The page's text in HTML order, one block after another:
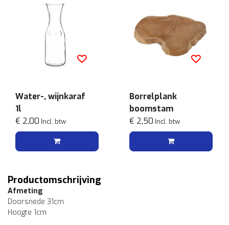
Water-, wijnkaraf
1l
€ 2,00 Incl. btw
Borrelplank
boomstam
€ 2,50 Incl. btw
Productomschrijving
Afmeting
Doorsnede 31cm
Hoogte 1cm